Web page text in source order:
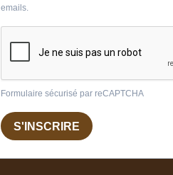
emails.
Formulaire sécurisé par reCAPTCHA
S'INSCRIRE